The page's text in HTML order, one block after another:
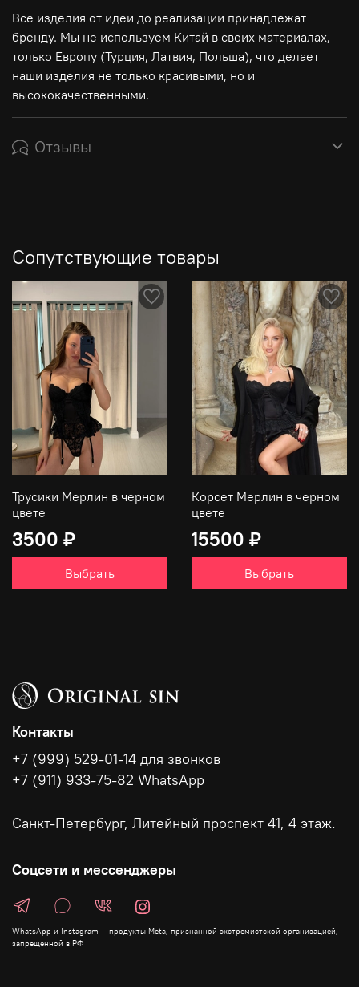
Все изделия от идеи до реализации принадлежат
бренду. Мы не используем Китай в своих материалах,
только Европу (Турция, Латвия, Польша), что делает
наши изделия не только красивыми, но и
высококачественными.
Отзывы
Сопутствующие товары
Трусики Мерлин в черном
цвете
3500 ₽
Выбрать
Корсет Мерлин в черном
цвете
15500 ₽
Выбрать
Контакты
+7 (999) 529-01-14 для звонков
+7 (911) 933-75-82 WhatsApp
Санкт-Петербург, Литейный проспект 41, 4 этаж.
Соцсети и мессенджеры
WhatsApp и Instagram — продукты Meta, признанной экстремистской организацией,
запрещенной в РФ